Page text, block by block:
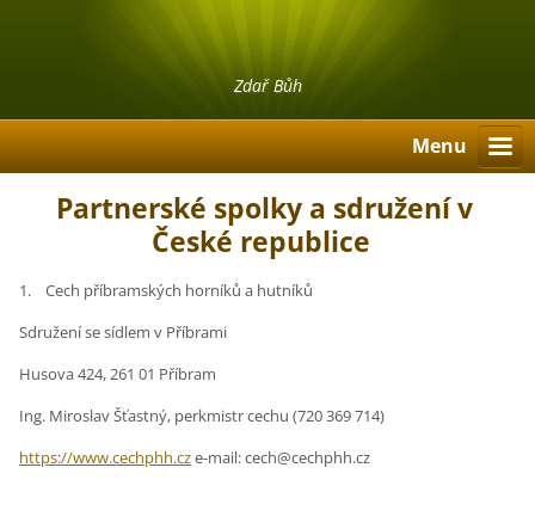
Zdař Bůh
Menu
Partnerské spolky a sdružení v
České republice
1. Cech příbramských horníků a hutníků
Sdružení se sídlem v Příbrami
Husova 424, 261 01 Příbram
Ing. Miroslav Šťastný, perkmistr cechu (720 369 714)
https://www.cechphh.cze-mail: cech@cechphh.cz